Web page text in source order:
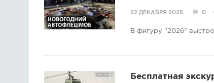
22 ДЕКАБРЯ 2025 0
В фигуру "2026"
Бесплатная